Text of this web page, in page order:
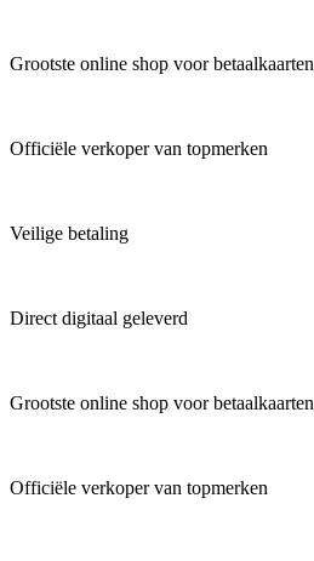
Grootste online shop voor betaalkaarten
Officiële verkoper van topmerken
Veilige betaling
Direct digitaal geleverd
Grootste online shop voor betaalkaarten
Officiële verkoper van topmerken